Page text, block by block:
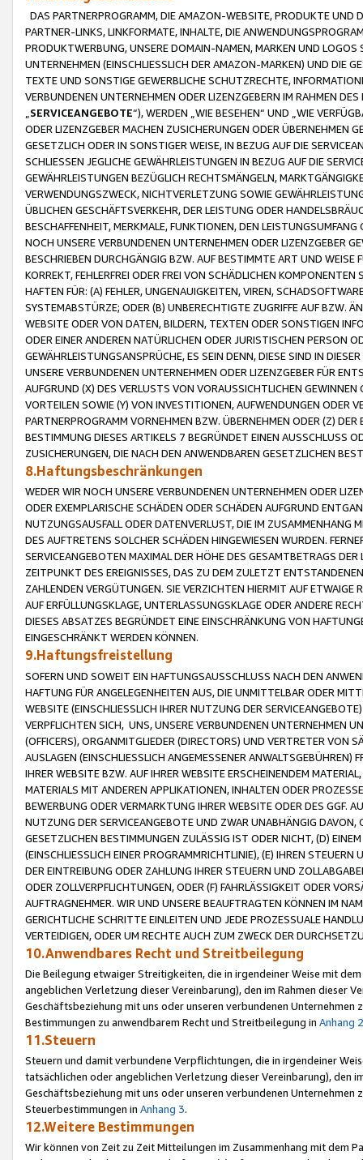
DAS PARTNERPROGRAMM, DIE AMAZON-WEBSITE, PRODUKTE UND
PARTNER-LINKS, LINKFORMATE, INHALTE, DIE
PRODUKTWERBUNG, UNSERE DOMAIN-NAMEN, MARKEN UND
UNTERNEHMEN (EINSCHLIESSLICH DER AMAZON-MARKEN) UND DIE
TEXTE UND SONSTIGE GEWERBLICHE SCHUTZRECHTE,
VERBUNDENEN UNTERNEHMEN ODER LIZENZGEBERN IM RAHMEN
SERVICEANGEBOTE“), WERDEN „WIE BESEHEN“ UND „WIE
ODER LIZENZGEBER MACHEN ZUSICHERUNGEN ODER ÜBERNEHMEN
GESETZLICH ODER IN SONSTIGER WEISE, IN BEZUG AUF DIE
SCHLIESSEN JEGLICHE GEWÄHRLEISTUNGEN IN BEZUG AUF DIE
GEWÄHRLEISTUNGEN BEZÜGLICH RECHTSMÄNGELN,
VERWENDUNGSZWECK, NICHTVERLETZUNG SOWIE
ÜBLICHEN GESCHÄFTSVERKEHR, DER LEISTUNG ODER
BESCHAFFENHEIT, MERKMALE, FUNKTIONEN, DEN
NOCH UNSERE VERBUNDENEN UNTERNEHMEN ODER LIZENZGEBER
BESCHRIEBEN DURCHGÄNGIG BZW. AUF BESTIMMTE ART UND
KORREKT, FEHLERFREI ODER FREI VON SCHÄDLICHEN
HAFTEN FÜR: (A) FEHLER, UNGENAUIGKEITEN, VIREN,
SYSTEMABSTÜRZE; ODER (B) UNBERECHTIGTE ZUGRIFFE AUF BZW.
WEBSITE ODER VON DATEN, BILDERN, TEXTEN ODER SONSTIGEN
ODER EINER ANDEREN NATÜRLICHEN ODER JURISTISCHEN PERSON
GEWÄHRLEISTUNGSANSPRÜCHE, ES SEIN DENN, DIESE SIND IN
UNSERE VERBUNDENEN UNTERNEHMEN ODER LIZENZGEBER FÜR
AUFGRUND (X) DES VERLUSTS VON VORAUSSICHTLICHEN
VORTEILEN SOWIE (Y) VON INVESTITIONEN, AUFWENDUNGEN ODER
PARTNERPROGRAMM VORNEHMEN BZW. ÜBERNEHMEN ODER (Z)
BESTIMMUNG DIESES ARTIKELS 7 BEGRÜNDET EINEN AUSSCHLUSS
ZUSICHERUNGEN, DIE NACH DEN ANWENDBAREN GESETZLICHEN
8.Haftungsbeschränkungen
WEDER WIR NOCH UNSERE VERBUNDENEN UNTERNEHMEN ODER
ODER EXEMPLARISCHE SCHÄDEN ODER SCHÄDEN AUFGRUND
NUTZUNGSAUSFALL ODER DATENVERLUST, DIE IM ZUSAMMENHANG
DES AUFTRETENS SOLCHER SCHÄDEN HINGEWIESEN WURDEN.
SERVICEANGEBOTEN MAXIMAL DER HÖHE DES GESAMTBETRAGS
ZEITPUNKT DES EREIGNISSES, DAS ZU DEM ZULETZT
ZAHLENDEN VERGÜTUNGEN. SIE VERZICHTEN HIERMIT AUF
AUF ERFÜLLUNGSKLAGE, UNTERLASSUNGSKLAGE ODER ANDERE
DIESES ABSATZES BEGRÜNDET EINE EINSCHRÄNKUNG VON
EINGESCHRÄNKT WERDEN KÖNNEN.
9.Haftungsfreistellung
SOFERN UND SOWEIT EIN HAFTUNGSAUSSCHLUSS NACH DEN
HAFTUNG FÜR ANGELEGENHEITEN AUS, DIE UNMITTELBAR ODER
WEBSITE (EINSCHLIESSLICH IHRER NUTZUNG DER
VERPFLICHTEN SICH, UNS, UNSERE VERBUNDENEN UNTERNEHMEN
(OFFICERS), ORGANMITGLIEDER (DIRECTORS) UND VERTRETER VON
AUSLAGEN (EINSCHLIESSLICH ANGEMESSENER
IHRER WEBSITE BZW. AUF IHRER WEBSITE ERSCHEINENDEM
MATERIALS MIT ANDEREN APPLIKATIONEN, INHALTEN ODER
BEWERBUNG ODER VERMARKTUNG IHRER WEBSITE ODER DES GGF.
NUTZUNG DER SERVICEANGEBOTE UND ZWAR UNABHÄNGIG
GESETZLICHEN BESTIMMUNGEN ZULÄSSIG IST ODER NICHT, (D)
(EINSCHLIESSLICH EINER PROGRAMMRICHTLINIE), (E) IHREN
DER EINTREIBUNG ODER ZAHLUNG IHRER STEUERN UND
ODER ZOLLVERPFLICHTUNGEN, ODER (F) FAHRLÄSSIGKEIT ODER
AUFTRAGNEHMER. WIR UND UNSERE BEAUFTRAGTEN KÖNNEN IM
GERICHTLICHE SCHRITTE EINLEITEN UND JEDE PROZESSUALE
VERTEIDIGEN, ODER UM RECHTE AUCH ZUM ZWECK DER
10.Anwendbares Recht und Streitbeilegung
Die Beilegung etwaiger Streitigkeiten, die in irgendeiner Weise mit
angeblichen Verletzung dieser Vereinbarung), den im Rahmen dieser
Geschäftsbeziehung mit uns oder unseren verbundenen
Bestimmungen zu anwendbarem Recht und Streitbeilegung in Anhang 2
11.Steuern
Steuern und damit verbundene Verpflichtungen, die in irgendeiner
tatsächlichen oder angeblichen Verletzung dieser Vereinbarung), den
Geschäftsbeziehung mit uns oder unseren verbundenen
Steuerbestimmungen in Anhang 3.
12.Weitere Bestimmungen
Wir können von Zeit zu Zeit Mitteilungen im Zusammenhang mit dem